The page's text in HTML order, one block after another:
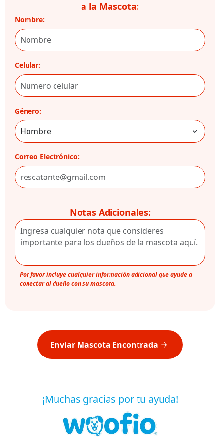
a la Mascota:
Nombre:
Celular:
Género:
Correo Electrónico:
Notas Adicionales:
Por favor incluye cualquier información adicional que ayude a
conectar al dueño con su mascota.
Enviar Mascota Encontrada
¡Muchas gracias por tu ayuda!